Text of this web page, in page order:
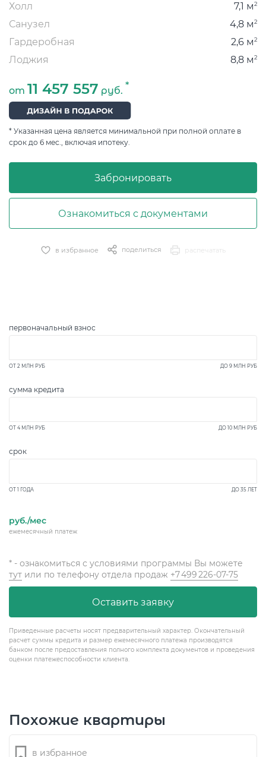
Холл 7,1 м2
Санузел 4,8 м2
Гардеробная 2,6 м2
Лоджия 8,8 м2
от 11 457 557 руб. *
* Указанная цена является минимальной при полной оплате в
срок до 6 мес., включая ипотеку.
Забронировать
Ознакомиться с документами
в избранное поделиться распечатать
первоначальный взнос
ОТ 2 МЛН РУБ ДО 9 МЛН РУБ
сумма кредита
ОТ 4 МЛН РУБ ДО 10 МЛН РУБ
срок
ОТ 1 ГОДА ДО 35 ЛЕТ
руб./мес
ежемесячный платеж
* - ознакомиться с условиями программы Вы можете
тут или по телефону отдела продаж +7 499 226-07-75
Оставить заявку
Приведенные расчеты носят предварительный характер. Окончательный
расчет суммы кредита и размер ежемесячного платежа производятся
банком после предоставления полного комплекта документов и проведения
оценки платежеспособности клиента.
Похожие квартиры
в избранное